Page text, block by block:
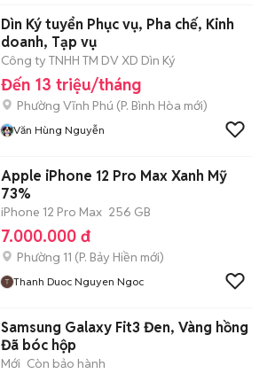
Dìn Ký tuyển Phục vụ, Pha chế, Kinh
doanh, Tạp vụ
Công ty TNHH TM DV XD Dìn Ký
Đến 13 triệu/tháng
Phường Vĩnh Phú (P. Bình Hòa mới)
Văn Hùng Nguyễn
Apple iPhone 12 Pro Max Xanh Mỹ
73%
iPhone 12 Pro Max 256 GB
7.000.000 đ
Phường 11 (P. Bảy Hiền mới)
Thanh Duoc Nguyen Ngoc
Samsung Galaxy Fit3 Đen, Vàng hồng
Đã bóc hộp
Mới Còn bảo hành